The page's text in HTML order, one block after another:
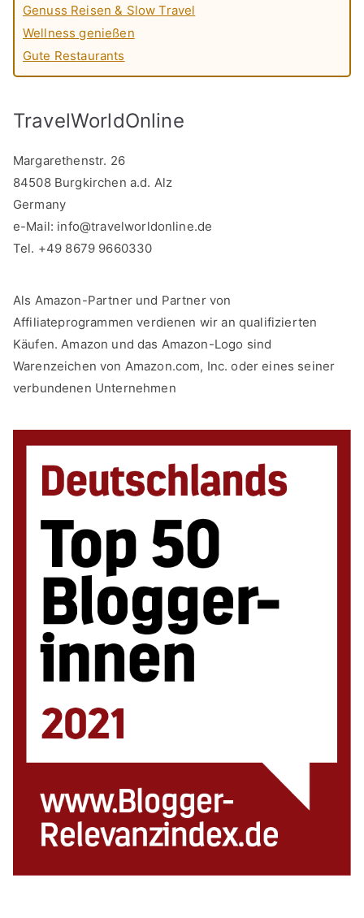
Genuss Reisen & Slow Travel
Wellness genießen
Gute Restaurants
TravelWorldOnline
Margarethenstr. 26
84508 Burgkirchen a.d. Alz
Germany
e-Mail: info@travelworldonline.de
Tel. +49 8679 9660330
Als Amazon-Partner und Partner von
Affiliateprogrammen verdienen wir an qualifizierten
Käufen. Amazon und das Amazon-Logo sind
Warenzeichen von Amazon.com, Inc. oder eines seiner
verbundenen Unternehmen